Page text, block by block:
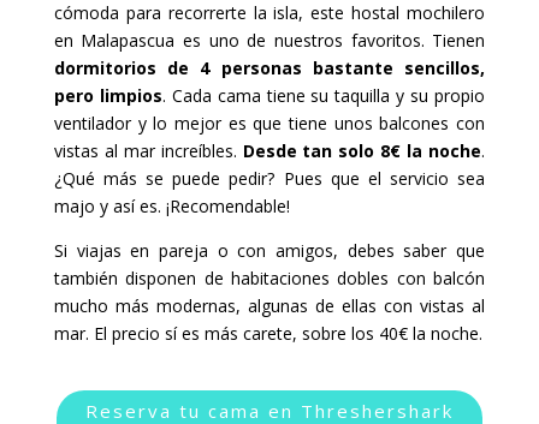
cómoda para recorrerte la isla, este hostal mochilero
en Malapascua es uno de nuestros favoritos. Tienen
dormitorios de 4 personas bastante sencillos,
pero limpios. Cada cama tiene su taquilla y su propio
ventilador y lo mejor es que tiene unos balcones con
vistas al mar increíbles. Desde tan solo 8€ la noche.
¿Qué más se puede pedir? Pues que el servicio sea
majo y así es. ¡Recomendable!
Si viajas en pareja o con amigos, debes saber que
también disponen de habitaciones dobles con balcón
mucho más modernas, algunas de ellas con vistas al
mar. El precio sí es más carete, sobre los 40€ la noche.
Reserva tu cama en Threshershark